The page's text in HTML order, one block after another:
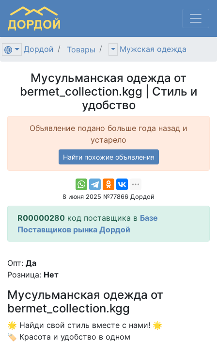
Дордой Товары Мужская одежда
Мусульманская одежда от
bermet_collection.kgg | Стиль и
удобство
Объявление подано больше года назад и
устарело
Найти похожие объявления
8 июня 2025 №77866 Дордой
R00000280 код поставщика в Базе
Поставщиков рынка Дордой
Опт: Да
Розница: Нет
Мусульманская одежда от
bermet_collection.kgg
🌟 Найди свой стиль вместе с нами! 🌟
🏷 Красота и удобство в одном